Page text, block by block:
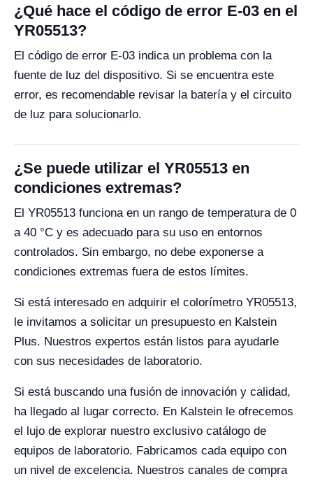
¿Qué hace el código de error E-03 en el
YR05513?
El código de error E-03 indica un problema con la
fuente de luz del dispositivo. Si se encuentra este
error, es recomendable revisar la batería y el circuito
de luz para solucionarlo.
¿Se puede utilizar el YR05513 en
condiciones extremas?
El YR05513 funciona en un rango de temperatura de 0
a 40 °C y es adecuado para su uso en entornos
controlados. Sin embargo, no debe exponerse a
condiciones extremas fuera de estos límites.
Si está interesado en adquirir el colorímetro YR05513,
le invitamos a solicitar un presupuesto en Kalstein
Plus. Nuestros expertos están listos para ayudarle
con sus necesidades de laboratorio.
Si está buscando una fusión de innovación y calidad,
ha llegado al lugar correcto. En Kalstein le ofrecemos
el lujo de explorar nuestro exclusivo catálogo de
equipos de laboratorio. Fabricamos cada equipo con
un nivel de excelencia. Nuestros canales de compra